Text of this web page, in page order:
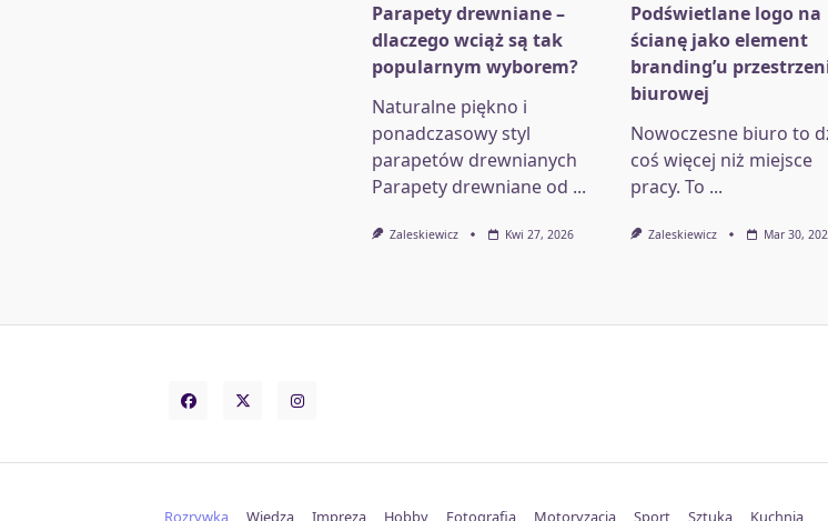
Parapety drewniane –
dlaczego wciąż są tak
popularnym wyborem?
Naturalne piękno i
ponadczasowy styl
parapetów drewnianych
Parapety drewniane od ...
Zaleskiewicz Kwi 27, 2026
Podświetlane logo na
ścianę jako element
branding’u
biurowej
Nowoczesne biuro to
coś więcej niż miejsce
pracy. To ...
Zaleskiewicz Mar 30,